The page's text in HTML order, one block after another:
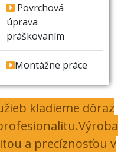
Povrchová
úprava
práškovaním
Montážne práce
kladieme dôraz
a precíznosťou v